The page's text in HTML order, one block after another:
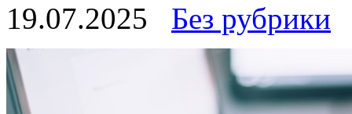
19.07.2025 Без рубрики